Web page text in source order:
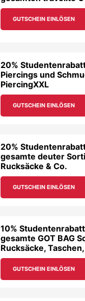
GUTSCHEIN EINLÖSEN
20%
Piercings und
PiercingXXL
GUTSCHEIN EINLÖSEN
20%
gesamte deuter
Rucksäcke & Co.
GUTSCHEIN EINLÖSEN
10%
gesamte GOT BAG
Rucksäcke,
GUTSCHEIN EINLÖSEN